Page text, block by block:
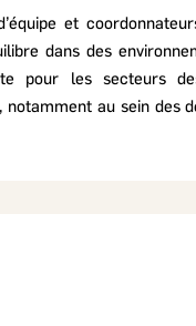
et
dans des
pour les secteurs
au sein des